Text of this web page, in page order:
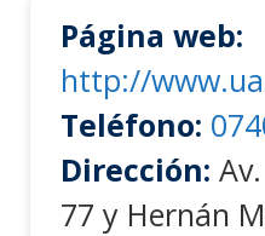
Página web:
http://
Teléfono:
Dirección:
77 y Hernán